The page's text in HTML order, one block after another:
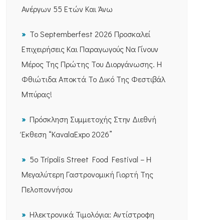
Ανέργων 55 Ετών Και Άνω
Το Septemberfest 2026 Προσκαλεί
Επιχειρήσεις Και Παραγωγούς Να Γίνουν
Μέρος Της Πρώτης Του Διοργάνωσης. Η
Φθιώτιδα Αποκτά Το Δικό Της Φεστιβάλ
Μπύρας!
Πρόσκληση Συμμετοχής Στην Διεθνή
Έκθεση “KavalaExpo 2026”
5ο Tripolis Street Food Festival – Η
Μεγαλύτερη Γαστρονομική Γιορτή Της
Πελοποννήσου
Ηλεκτρονικά Τιμολόγια: Αντίστροφη